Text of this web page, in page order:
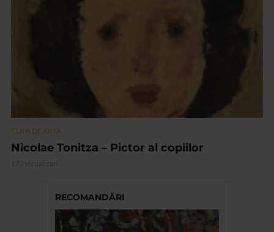
CLIPA DE ARTA
Nicolae Tonitza – Pictor al copiilor
172 vizualizari
RECOMANDĂRI